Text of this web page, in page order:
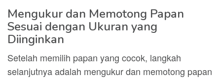
Mengukur dan Memotong Papan
Sesuai dengan Ukuran yang
Diinginkan
Setelah memilih papan yang cocok, langkah
selanjutnya adalah mengukur dan memotong papan